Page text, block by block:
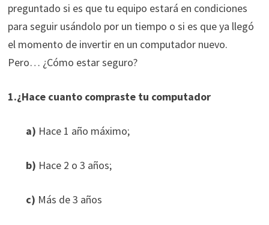
preguntado si es que tu equipo estará en condiciones
para seguir usándolo por un tiempo o si es que ya llegó
el momento de invertir en un computador nuevo.
Pero… ¿Cómo estar seguro?
1.¿Hace cuanto compraste tu computador
a) Hace 1 año máximo;
b) Hace 2 o 3 años;
c) Más de 3 años